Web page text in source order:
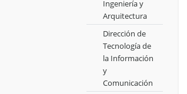
Ingeniería y
Arquitectura
Dirección de
Tecnología de
la Información
y
Comunicación